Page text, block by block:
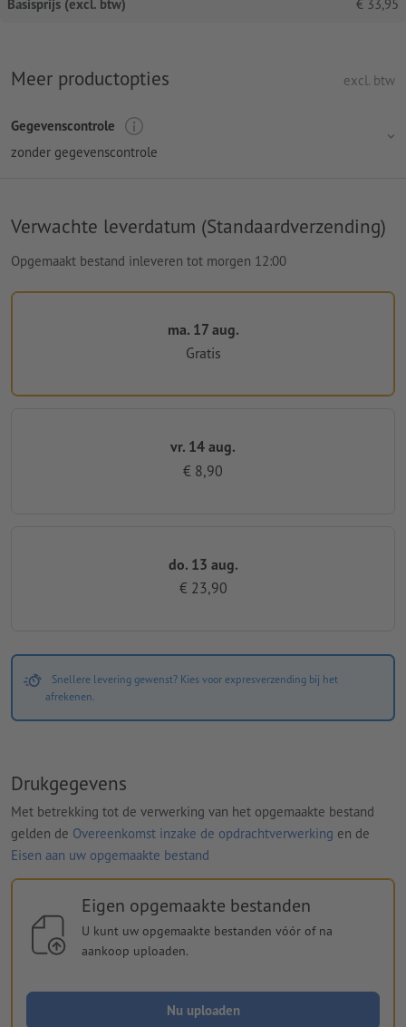
Basisprijs (excl. btw) € 33,95
Meer productopties excl. btw
Gegevenscontrole
zonder gegevenscontrole
Verwachte leverdatum (Standaardverzending)
Opgemaakt bestand inleveren tot morgen 12:00
ma. 17 aug.
Gratis
vr. 14 aug.
€ 8,90
do. 13 aug.
€ 23,90
Snellere levering gewenst? Kies voor expresverzending bij het
afrekenen.
Drukgegevens
Met betrekking tot de verwerking van het opgemaakte bestand
gelden de Overeenkomst inzake de opdrachtverwerking en de
Eisen aan uw opgemaakte bestand
Eigen opgemaakte bestanden
U kunt uw opgemaakte bestanden vóór of na
aankoop uploaden.
Nu uploaden